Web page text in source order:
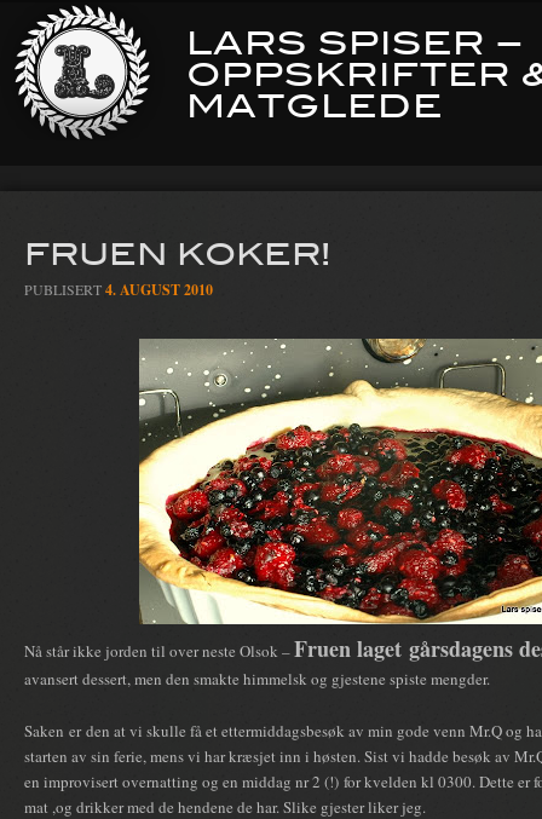
LARS SPISER –
OPPSKRIFTER
MATGLEDE
FRUEN KOKER!
PUBLISERT4. AUGUST 2010
Nå står ikke jorden til over neste Olsok –Fruen laget gårsdagens
avansert dessert, men den smakte himmelsk og gjestene spiste mengder.
Saken er den at vi skulle få et ettermiddagsbesøk av min gode venn Mr.Q og
starten av sin ferie, mens vi har kræsjet inn i høsten. Sist vi hadde besøk av
en improvisert overnatting og en middag nr 2 (!) for kvelden kl 0300. Dette er
mat ,og drikker med de hendene de har. Slike gjester liker jeg.